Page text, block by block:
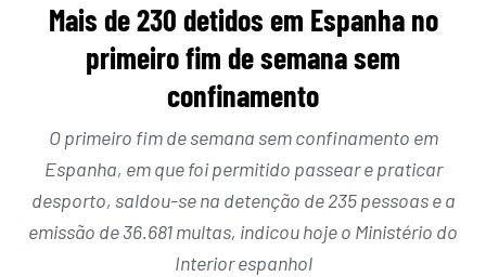
Mais de 230 detidos em Espanha no
primeiro fim de semana sem
confinamento
O primeiro fim de semana sem confinamento em
Espanha, em que foi permitido passear e praticar
desporto, saldou-se na detenção de 235 pessoas e a
emissão de 36.681 multas, indicou hoje o Ministério do
Interior espanhol